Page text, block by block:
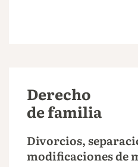
Derecho
de familia
Divorcios,
modificaciones de